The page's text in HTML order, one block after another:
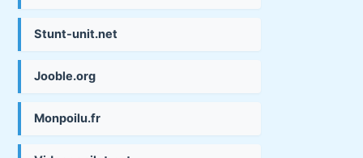
Stunt-unit.net
Jooble.org
Monpoilu.fr